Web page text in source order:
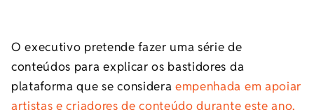
O executivo pretende fazer uma série de
conteúdos para explicar os bastidores da
plataforma que se consideraempenhada em apoiar
artistas e criadores de conteúdo durante este ano.